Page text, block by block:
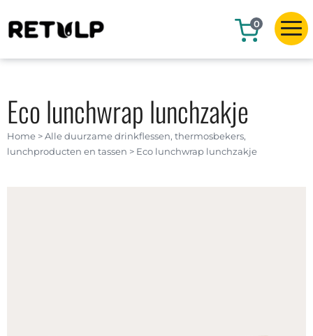
0
Home >Alle duurzame drinkflessen, thermosbekers,
lunchproducten en tassen > Eco lunchwrap lunchzakje
Eco lunchwrap lunchzakje